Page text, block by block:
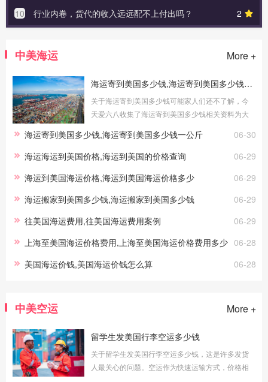
2
10 行业内卷，货代的收入远远配不上付出吗？
中美海运 More +
海运寄到美国多少钱,海运寄到美国多少钱一公斤
关于海运寄到美国多少钱可能家人们还不了解，今
天爱六八收集了海运寄到美国多少钱相关资料为大
钱一公斤海运寄到美国多少钱海运是
06-30
海运寄到美国多少钱,海运寄到美国多少钱一公斤
06-29
海运海运到美国价格,海运到美国的价格查询
06-29
海运到美国海运价格,海运到美国海运价格多少
06-29
海运搬家到美国多少钱,海运搬家到美国多少钱
06-29
往美国海运费用,往美国海运费用案例
06-28
上海至美国海运价格费用,上海至美国海运价格费用多少
06-28
美国海运价钱,美国海运价钱怎么算
中美空运 More +
留学生发美国行李空运多少钱
关于留学生发美国行李空运多少钱，这是许多发货
人最关心的问题。空运作为快速运输方式，价格相